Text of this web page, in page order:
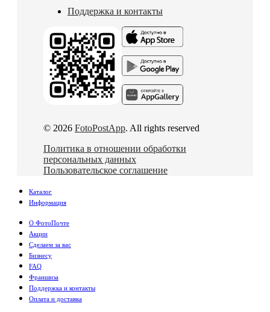
Поддержка и контакты
© 2026 FotoPostApp. All rights reserved
Политика в отношении обработки
персональных данных
Пользовательское соглашение
Каталог
Информация
О ФотоПочте
Акции
Сделаем за вас
Бизнесу
FAQ
Франшиза
Поддержка и контакты
Оплата и доставка